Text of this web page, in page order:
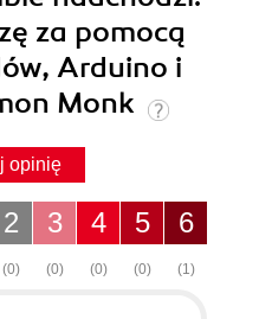
za pomocą
Arduino i
Monk
opinię
6
(1)
5
(0)
4
(0)
3
(0)
2
(0)